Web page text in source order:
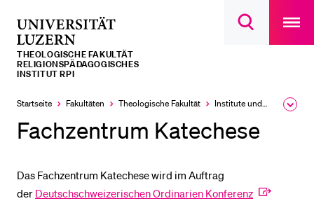
Suchdialog
main
THEOLOGISCHE FAKULTÄT
RELIGIONSPÄDAGOGISCHES
INSTITUT RPI
Startseite Fakultäten Theologische Fakultät Institute und Forschungsstellen
Fachzentrum Katechese
Das Fachzentrum Katechese wird im Auftrag
der Deutschschweizerischen Ordinarien Konferenz
LETZTE SUCHEN
Sie haben noch keine Suche getätigt.
Schulklassen und Lehrpersonen
Forschende